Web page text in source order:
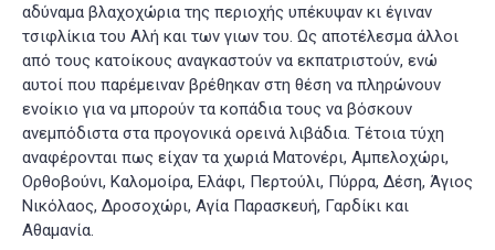
αδύναμα βλαχοχώρια της περιοχής υπέκυψαν κι έγιναν
τσιφλίκια του Αλή και των γιων του. Ως αποτέλεσμα άλλοι
από τους κατοίκους αναγκαστούν να εκπατριστούν, ενώ
αυτοί που παρέμειναν βρέθηκαν στη θέση να πληρώνουν
ενοίκιο για να μπορούν τα κοπάδια τους να βόσκουν
ανεμπόδιστα στα προγονικά ορεινά λιβάδια. Τέτοια τύχη
αναφέρονται πως είχαν τα χωριά Ματονέρι, Αμπελοχώρι,
Ορθοβούνι, Καλομοίρα, Ελάφι, Περτούλι, Πύρρα, Δέση, Άγιος
Νικόλαος, Δροσοχώρι, Αγία Παρασκευή, Γαρδίκι και
Αθαμανία.